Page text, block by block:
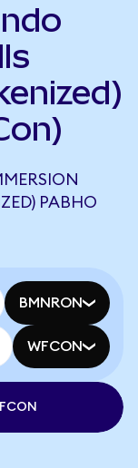
РАВНО
BMNRON
WFCON